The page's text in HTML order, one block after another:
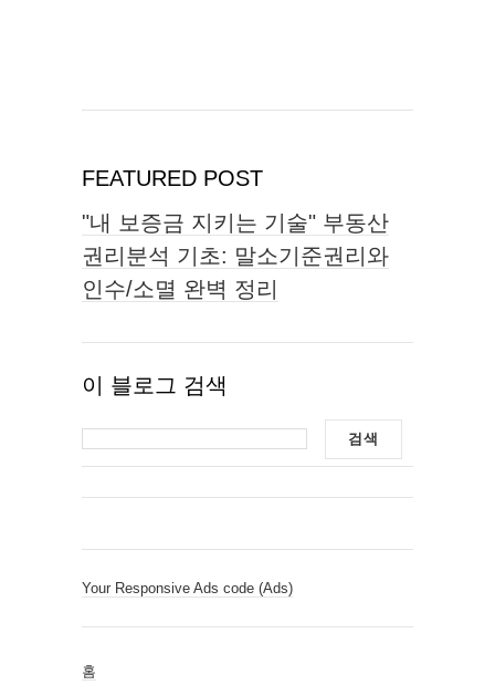
FEATURED POST
"내 보증금 지키는 기술" 부동산
권리분석 기초: 말소기준권리와
인수/소멸 완벽 정리
이 블로그 검색
Your Responsive Ads code (Ads)
홈